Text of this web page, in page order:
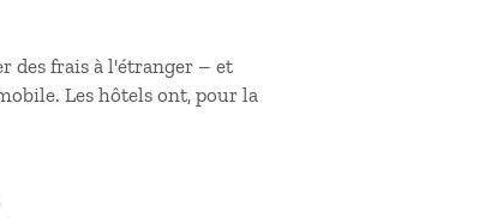
des frais à l'étranger – et
Les hôtels ont, pour la